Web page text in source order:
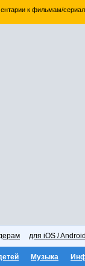
к фильмам/
для iOS /
Музыка